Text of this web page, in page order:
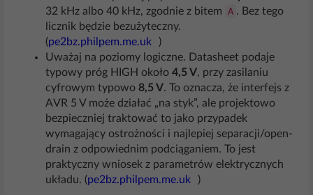
32 kHz albo 40 kHz, zgodnie z bitem
A . Bez tego
licznik będzie bezużyteczny.
(pe2bz.philpem.me.uk
)
Uważaj na poziomy logiczne. Datasheet podaje
typowy próg HIGH około 4,5 V, przy zasilaniu
cyfrowym typowo 8,5 V. To oznacza, że interfejs z
AVR 5 V może działać „na styk”, ale projektowo
bezpieczniej traktować to jako przypadek
wymagający ostrożności i najlepiej separacji/open-
drain z odpowiednim podciąganiem. To jest
praktyczny wniosek z parametrów elektrycznych
układu. (pe2bz.philpem.me.uk )